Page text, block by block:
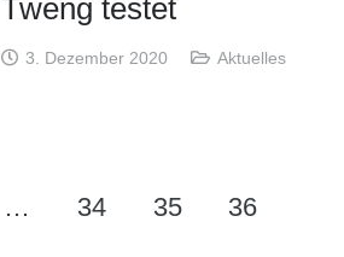
Tweng testet
3. Dezember 2020 Aktuelles
… 34 35 36